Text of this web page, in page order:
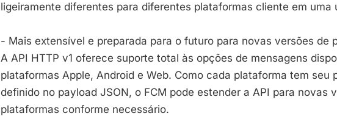
ligeiramente diferentes para diferentes plataformas cliente em uma
- Mais extensível e preparada para o futuro para novas versões de
A API HTTP v1 oferece suporte total às opções de mensagens
plataformas Apple, Android e Web. Como cada plataforma tem seu
definido no payload JSON, o FCM pode estender a API para novas
plataformas conforme necessário.